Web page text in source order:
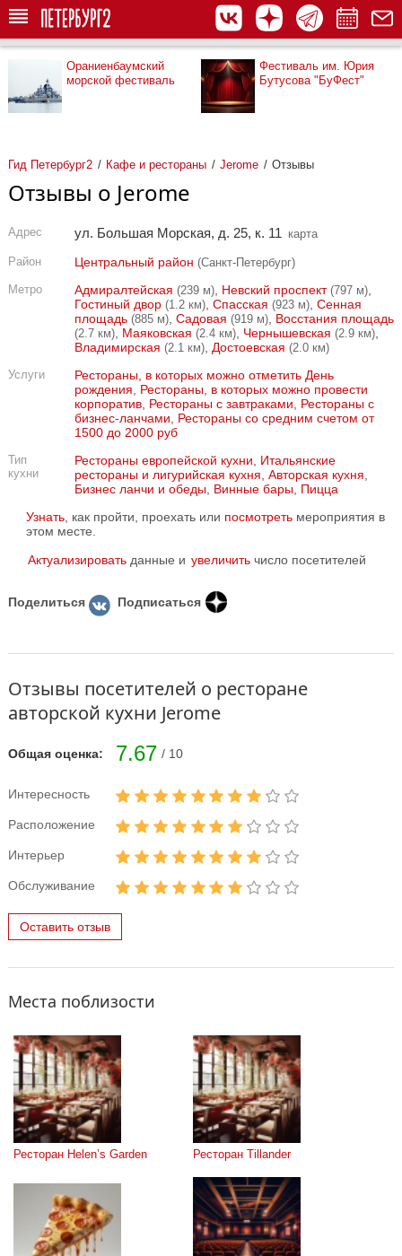
Ораниенбаумский
морской фестиваль
Фестиваль им. Юрия
Бутусова "БуФест"
Гид Петербург2 Кафе и рестораны Jerome Отзывы
Отзывы о Jerome
Адрес ул. Большая Морская, д. 25, к. 11 карта
Район Центральный район (Санкт-Петербург)
Метро
Адмиралтейская (239 м), Невский проспект (797 м),
Гостиный двор (1.2 км), Спасская (923 м), Сенная
площадь (885 м), Садовая (919 м), Восстания площадь
(2.7 км), Маяковская (2.4 км), Чернышевская (2.9 км),
Владимирская (2.1 км), Достоевская (2.0 км)
Услуги
Рестораны, в которых можно отметить День
рождения
Рестораны, в которых можно провести
корпоратив, Рестораны с завтраками
Рестораны с
бизнес-ланчами
Рестораны со средним счетом от
1500 до 2000 руб
Тип
кухни
Рестораны европейской кухни
Итальянские
рестораны и лигурийская кухня Авторская кухня
Бизнес ланчи и обеды
Винные бары
Пицца
Узнать , как пройти, проехать или посмотреть мероприятия в
этом месте.
Актуализировать данные и увеличить число посетителей
Поделиться Подписаться
Отзывы посетителей о ресторане
авторской кухни Jerome
Общая оценка: 7.67 / 10
Интересность
Расположение
Интерьер
Обслуживание
Оставить отзыв
Места поблизости
Ресторан Helen’s Garden Ресторан Tillander